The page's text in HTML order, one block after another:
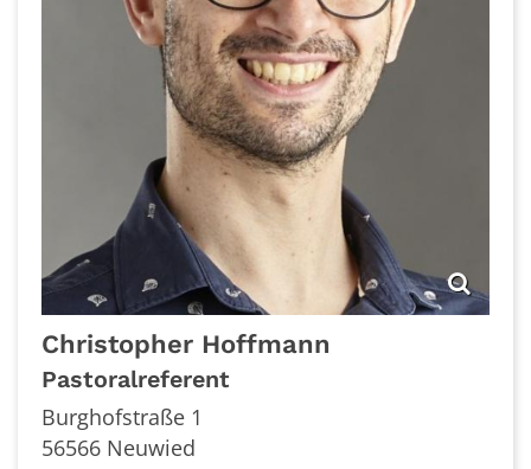
Christopher Hoffmann
Pastoralreferent
Burghofstraße 1
56566 Neuwied